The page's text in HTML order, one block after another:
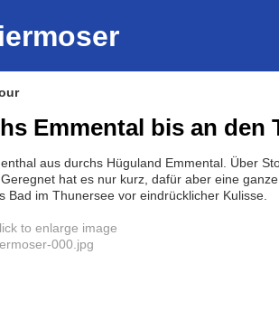
Emmental bis an den
aus durchs Hüguland Emmental. Über
hat es nur kurz, dafür aber eine
Bad im Thunersee vor eindrücklicher Kulisse.